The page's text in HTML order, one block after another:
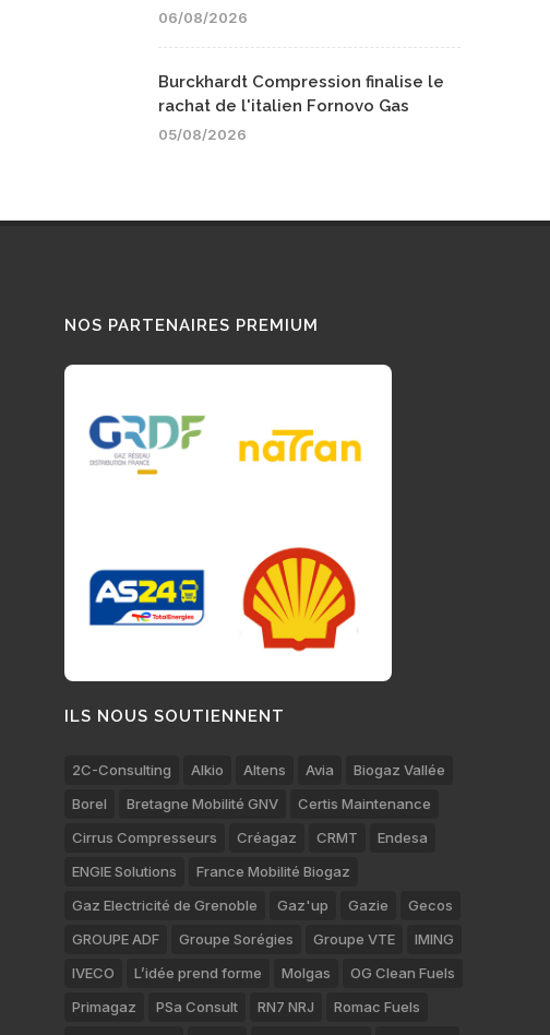
06/08/2026
Burckhardt Compression finalise le
rachat de l'italien Fornovo Gas
05/08/2026
NOS PARTENAIRES PREMIUM
ILS NOUS SOUTIENNENT
2C-Consulting Alkio Altens Avia
Biogaz Vallée
Borel
Bretagne Mobilité GNV
Certis Maintenance
Cirrus Compresseurs
Créagaz CRMT
Endesa
ENGIE Solutions
France Mobilité Biogaz
Gaz Electricité de Grenoble
Gaz'up Gazie
Gecos
GROUPE ADF
Groupe Sorégies Groupe VTE
IMING
IVECO
L’idée prend forme Molgas
OG Clean Fuels
Primagaz
PSa Consult RN7 NRJ
Romac Fuels